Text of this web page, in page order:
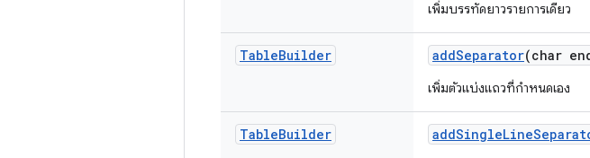
เพิ่มบรรทัดยาวรายการเดียว
TableBuilder addSeparator(char
เพิ่มตัวแบ่งแถวที่กำหนดเอง
TableBuilder addSingleLine